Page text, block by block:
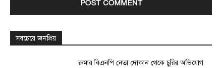
সবচেয়ে জনপ্রিয়
রুমার বিএনপি নেতা দোকান থেকে চুরির অভিযোগ